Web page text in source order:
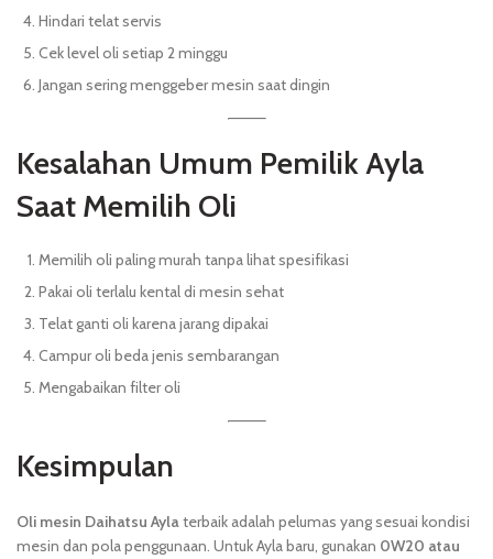
Hindari telat servis
Cek level oli setiap 2 minggu
Jangan sering menggeber mesin saat dingin
Kesalahan Umum Pemilik Ayla
Saat Memilih Oli
Memilih oli paling murah tanpa lihat spesifikasi
Pakai oli terlalu kental di mesin sehat
Telat ganti oli karena jarang dipakai
Campur oli beda jenis sembarangan
Mengabaikan filter oli
Kesimpulan
Oli mesin Daihatsu Aylaterbaik adalah pelumas yang sesuai kondisi
mesin dan pola penggunaan. Untuk Ayla baru, gunakan 0W20 atau